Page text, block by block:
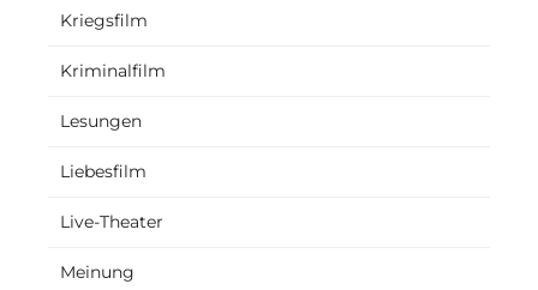
Kriegsfilm
Kriminalfilm
Lesungen
Liebesfilm
Live-Theater
Meinung